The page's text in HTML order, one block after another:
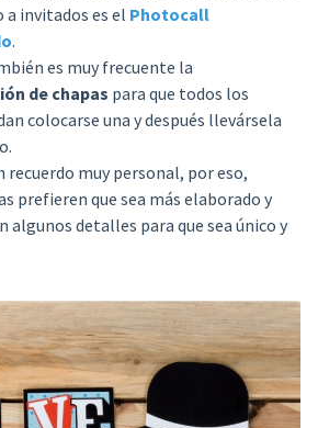
a invitados es el Photocall
.
es muy frecuente la
de chapas para que todos los
colocarse una y después llevársela
recuerdo muy personal, por eso,
prefieren que sea más elaborado y
algunos detalles para que sea único y